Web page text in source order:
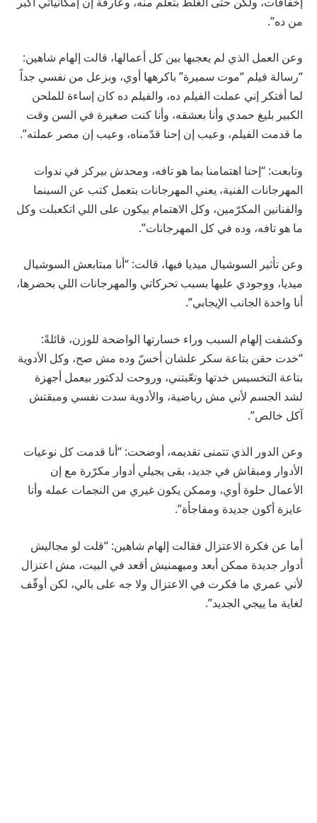
من ده”.
وعن العمل الذي لم يعجبها بين كل أعمالها، قالت إلهام شاهين:
“رسالة فيلم “موت سميرة” باكرهها أوي، وبزعل من نفسي جداً
لما أفتكر إني عملت الفيلم ده، والفيلم ده كان إساءة للملحن
الكبير بليغ حمدي وأنا بعشقه، وأنا كنت صغيرة في السن وقت
ما قدمت الفيلم، وعيب إن إحنا قدّمناه، وعيب إن مصر عملته”.
وتابعت: “إحنا اهتمامنا بما هو تافه، ومحدش بيركز في ندوات
المهرجانات الفنية، يعني المهرجانات بتعمل كتب عن السينما
والفنانين المكرّمين، وكل الاهتمام بيكون على اللي اتكعبلت وكل
ما هو تافه، وده في كل المهرجانات”.
وعن تأثير السوشيال ميديا فيها، قالت: “أنا مبتابعش السوشيال
ميديا، ووجودي عليها بسبب تحركاتي والمهرجانات اللي بحضرها،
أنا واخدة الجانب الإيجابي”.
وكشفت إلهام السبب وراء خسارتها الواضحة للوزن، قائلةً:
“خدت حقن بتاعة سكر علشان أخسّ وده مش صح، وكل الأدوية
بتاعة التخسيس خدتها وتعّبتني، وروحت لدكتور بيعمل أجهزة
لشد الجسم لأني مش رياضية، والأدوية سدت نفسي ومبقتش
آكل خالص”.
وعن الدور الذي تتمنى تقديمه، أوضحت: “أنا قدمت كل نوعيات
الأدوار ومبقاش في جديد، بقى يجيلي أدوار مكرّرة مع إن
الأعمال حلوة أوي، وممكن يكون غيري من النجمات عمله وأنا
عايزة أكون جديدة ومفاجأة”.
أما عن فكرة الاعتزال فقالت إلهام شاهين: “قلت لو مجاليش
أدوار جديدة ممكن أبعد وميهمنيش أقعد في البيت، مش اعتزال
لأني عمري ما فكرت في الاعتزال ولا جه على بالي، لكن أوقّف
لغاية ما ييجي الجديد”.